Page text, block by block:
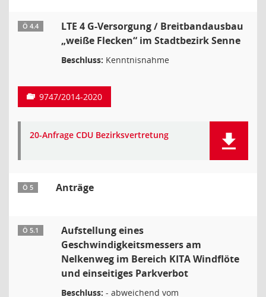
Ö 4.4
LTE 4 G-Versorgung / Breitbandausbau
„weiße Flecken“ im Stadtbezirk Senne
Beschluss: Kenntnisnahme
9747/2014-2020
20-Anfrage CDU Bezirksvertretung
Ö 5 Anträge
Ö 5.1
Aufstellung eines
Geschwindigkeitsmessers am
Nelkenweg im Bereich KITA Windflöte
und einseitiges Parkverbot
Beschluss: - abweichend vom